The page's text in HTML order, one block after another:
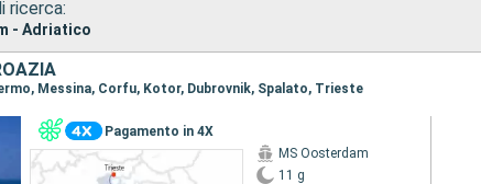
ricerca:
- Adriatico
Messina, Corfu, Kotor, Dubrovnik, Spalato, Trieste
Pagamento in 4X
MS Oosterdam
11 g